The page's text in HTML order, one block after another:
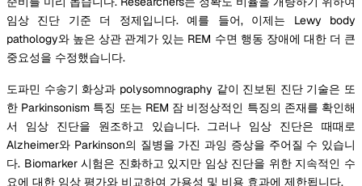
임상 진단 기준 더 정제입니다. 예를 들어, 이제는 Lewy body
pathology와 높은 상관 관계가 있는 REM 수면 행동 장애에 대한 더 큰
중요성을 수정했습니다.
도파민 수송기 화상과 polysomnography 같이 진보된 진단 기술은 또
한 Parkinsonism 특징 또는 REM 잠 비정상적인 특징의 존재를 확인해
서 임상 진단을 원조하고 있습니다. 그러나 임상 진단은 때때로
Alzheimer와 Parkinson의 질병을 가진 과잉 증상을 주어질 수 있습니
다. Biomarker 시험은 진화하고 있지만 임상 진단을 위한 지속적인 수
요에 대한 임상 평가와 비교하여 가용성 및 비용 효과에 제한됩니다.